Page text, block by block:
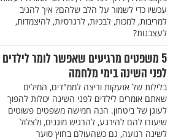
עכשיו כדי לשמור על הלב שלהם? איך להגיב
למריבות, למכות, לבכיות, לרגרסיות, להיצמדות,
לעצבנות?
5 משפטים מרגיעים שאפשר לומר לילדים
לפני השינה בימי מלחמה
בלילות של אזעקות וריצה לממ"דים, המילים
שאתם אומרים לילדים לפני השינה יכולות להפוך
לעוגן של ביטחון. הנה חמישה משפטים פשוטים
שיעזרו להם להירגע, להרגיש מוגנים, ולצלול
לשינה רגועה, גם כשהעולם בחוץ סוער